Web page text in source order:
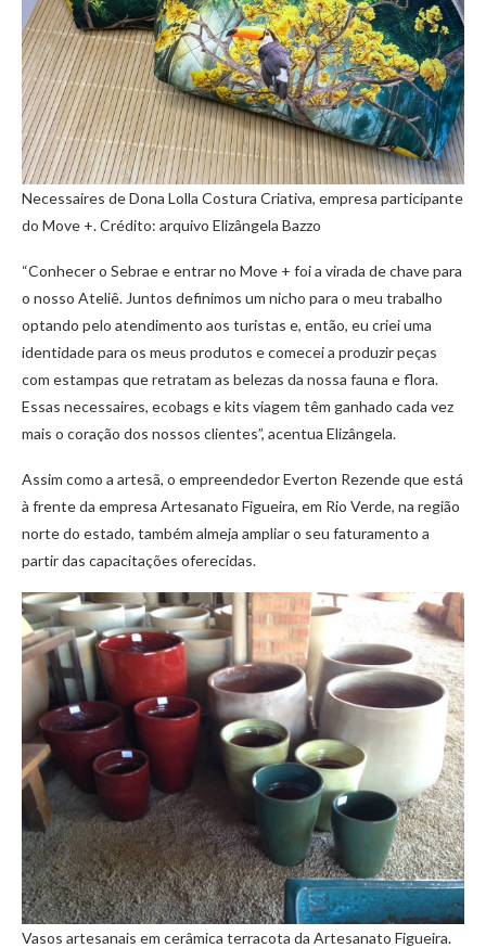
Necessaires de Dona Lolla Costura Criativa, empresa participante
do Move +. Crédito: arquivo Elizângela Bazzo
“Conhecer o Sebrae e entrar no Move + foi a virada de chave para
o nosso Ateliê. Juntos definimos um nicho para o meu trabalho
optando pelo atendimento aos turistas e, então, eu criei uma
identidade para os meus produtos e comecei a produzir peças
com estampas que retratam as belezas da nossa fauna e flora.
Essas necessaires, ecobags e kits viagem têm ganhado cada vez
mais o coração dos nossos clientes”, acentua Elizângela.
Assim como a artesã, o empreendedor Everton Rezende que está
à frente da empresa Artesanato Figueira, em Rio Verde, na região
norte do estado, também almeja ampliar o seu faturamento a
partir das capacitações oferecidas.
Vasos artesanais em cerâmica terracota da Artesanato Figueira.